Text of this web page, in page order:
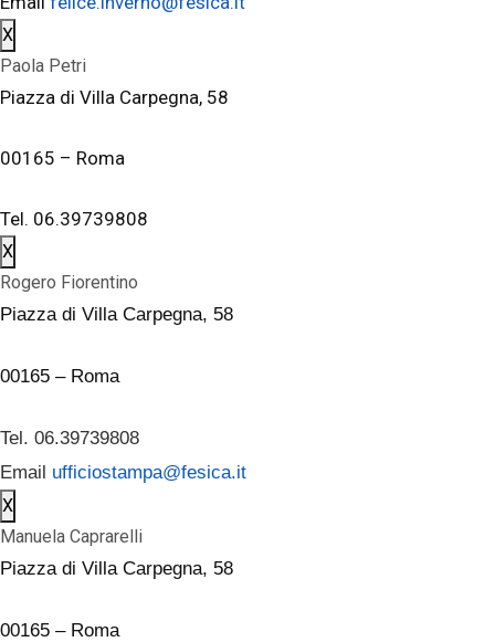
X
Paola Petri
Piazza di Villa Carpegna, 58
00165 – Roma
Tel. 06.39739808
X
Rogero Fiorentino
Piazza di Villa Carpegna, 58
00165 – Roma
Tel. 06.39739808
Email ufficiostampa@fesica.it
X
Manuela Caprarelli
Piazza di Villa Carpegna, 58
00165 – Roma